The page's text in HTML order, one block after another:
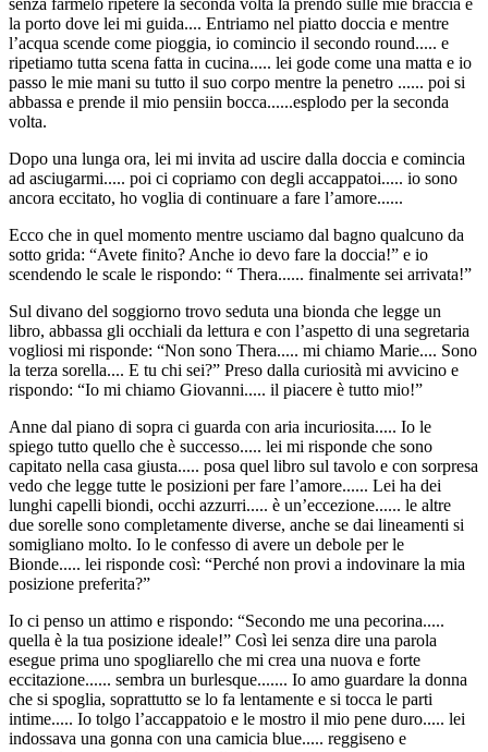
la porto dove lei mi guida.... Entriamo nel piatto doccia e mentre
l’acqua scende come pioggia, io comincio il secondo round..... e
ripetiamo tutta scena fatta in cucina..... lei gode come una matta e io
passo le mie mani su tutto il suo corpo mentre la penetro ...... poi si
abbassa e prende il mio pensiin bocca......esplodo per la seconda
volta.
Dopo una lunga ora, lei mi invita ad uscire dalla doccia e comincia
ad asciugarmi..... poi ci copriamo con degli accappatoi..... io sono
ancora eccitato, ho voglia di continuare a fare l’amore......
Ecco che in quel momento mentre usciamo dal bagno qualcuno da
sotto grida: “Avete finito? Anche io devo fare la doccia!” e io
scendendo le scale le rispondo: “ Thera...... finalmente sei arrivata!”
Sul divano del soggiorno trovo seduta una bionda che legge un
libro, abbassa gli occhiali da lettura e con l’aspetto di una segretaria
vogliosi mi risponde: “Non sono Thera..... mi chiamo Marie.... Sono
la terza sorella.... E tu chi sei?” Preso dalla curiosità mi avvicino e
rispondo: “Io mi chiamo Giovanni..... il piacere è tutto mio!”
Anne dal piano di sopra ci guarda con aria incuriosita..... Io le
spiego tutto quello che è successo..... lei mi risponde che sono
capitato nella casa giusta..... posa quel libro sul tavolo e con sorpresa
vedo che legge tutte le posizioni per fare l’amore...... Lei ha dei
lunghi capelli biondi, occhi azzurri..... è un’eccezione...... le altre
due sorelle sono completamente diverse, anche se dai lineamenti si
somigliano molto. Io le confesso di avere un debole per le
Bionde..... lei risponde così: “Perché non provi a indovinare la mia
posizione preferita?”
Io ci penso un attimo e rispondo: “Secondo me una pecorina.....
quella è la tua posizione ideale!” Così lei senza dire una parola
esegue prima uno spogliarello che mi crea una nuova e forte
eccitazione...... sembra un burlesque....... Io amo guardare la donna
che si spoglia, soprattutto se lo fa lentamente e si tocca le parti
intime..... Io tolgo l’accappatoio e le mostro il mio pene duro..... lei
indossava una gonna con una camicia blue..... reggiseno e